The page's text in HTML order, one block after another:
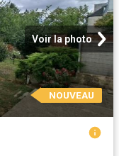
Voir la photo
NOUVEAU